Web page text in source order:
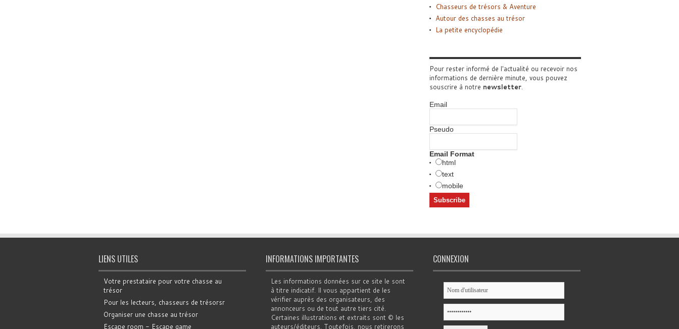
Chasseurs de trésors & Aventure
Autour des chasses au trésor
La petite encyclopédie
Pour rester informé de l'actualité ou recevoir nos
informations de dernière minute, vous pouvez
souscrire à notre newsletter.
Email
Pseudo
Email Format
html
text
mobile
LIENS UTILES
Votre prestataire pour votre chasse au
trésor
Pour les lecteurs, chasseurs de trésorsr
Organiser une chasse au trésor
Escape room - Escape game
INFORMATIONS IMPORTANTES
Les informations données sur ce site le sont
à titre indicatif. Il vous appartient de les
vérifier auprès des organisateurs, des
annonceurs ou de tout autre tiers cité.
Certaines illustrations et extraits sont © les
auteurs/éditeurs. Toutefois, nous retirerons
CONNEXION